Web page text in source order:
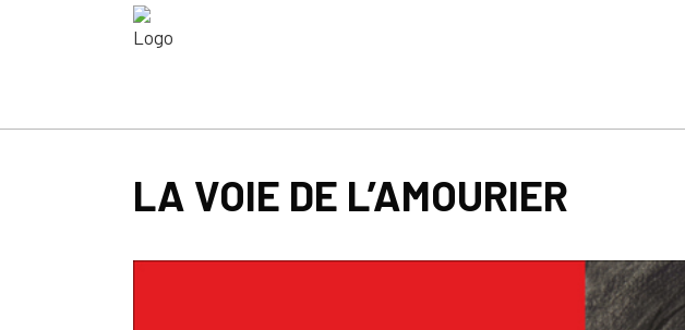
LA VOIE DE L’AMOURIER